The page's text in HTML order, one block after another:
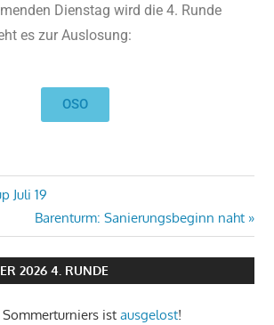
Dienstag wird die 4. Runde
es zur Auslosung:
OSO
Juli 19
Barenturm: Sanierungsbeginn naht
2026 4. RUNDE
ist ausgelost!